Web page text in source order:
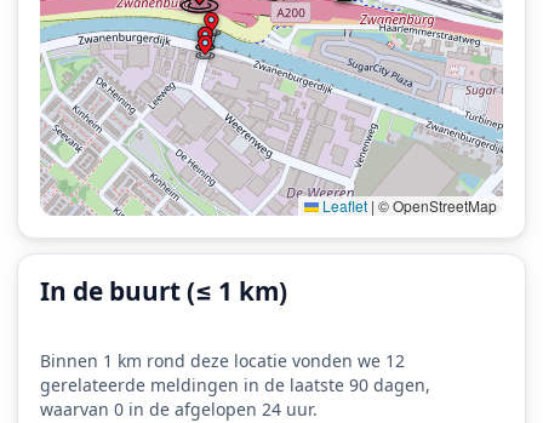
Leaflet | © OpenStreetMap
In de buurt (≤ 1 km)
Binnen 1 km rond deze locatie vonden we 12
gerelateerde meldingen in de laatste 90 dagen,
waarvan 0 in de afgelopen 24 uur.